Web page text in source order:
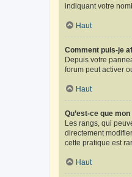
indiquant votre
Haut
Comment puis-je
Depuis votre
forum peut activer
Haut
Qu’est-ce que
Les rangs, qui
directement
cette pratique est
Haut